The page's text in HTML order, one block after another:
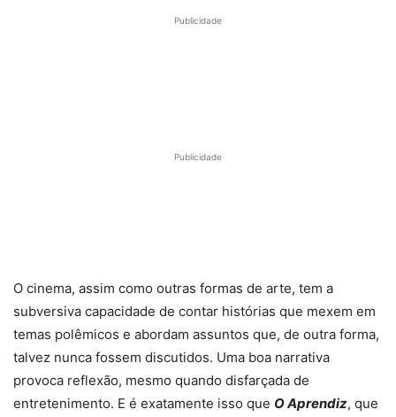
Publicidade
Publicidade
O cinema, assim como outras formas de arte, tem a
subversiva capacidade de contar histórias que mexem em
temas polêmicos e abordam assuntos que, de outra forma,
talvez nunca fossem discutidos. Uma boa narrativa
provoca reflexão, mesmo quando disfarçada de
entretenimento. E é exatamente isso que O Aprendiz, que